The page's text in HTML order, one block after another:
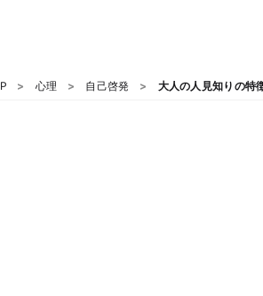
心理 自己啓発 大人の人見知りの特